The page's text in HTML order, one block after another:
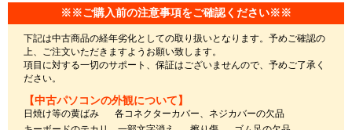
※※ご購入前の注意事項をご確認ください※※
下記は中古商品の経年劣化としての取り扱いとなります。予めご確認の
上、ご注文いただきますようお願い致します。
項目に対する一切のサポート、保証はございませんので、予めご了承く
ださい。
【中古パソコンの外観について】
日焼け等の黄ばみ
各コネクターカバー、ネジカバーの欠品